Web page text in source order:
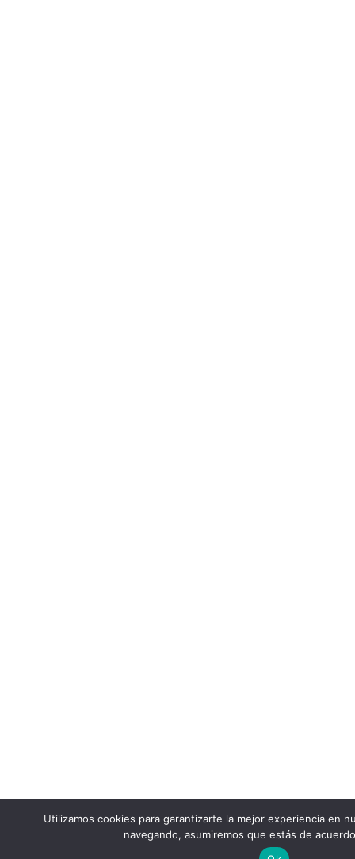
Utilizamos cookies para garantizarte la mejor experiencia en
navegando, asumiremos que estás de